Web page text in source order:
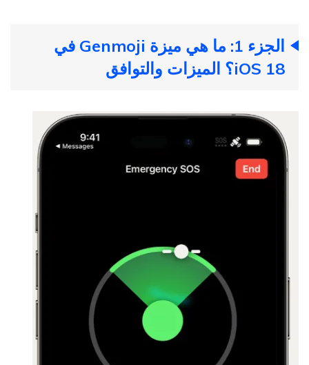
الجزء 1: ما هي ميزة Genmoji في
iOS 18؟ الميزات والتوافق